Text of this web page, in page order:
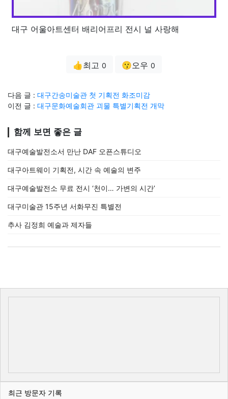
대구 어울아트센터 배리어프리 전시 널 사랑해
👍최고 0 😗오우 0
다음 글 : 대구간송미술관 첫 기획전 화조미감
이전 글 : 대구문화예술회관 괴물 특별기획전 개막
함께 보면 좋은 글
대구예술발전소서 만난 DAF 오픈스튜디오
대구아트웨이 기획전, 시간 속 예술의 변주
대구예술발전소 무료 전시 ‘천이… 가변의 시간’
대구미술관 15주년 서화무진 특별전
추사 김정희 예술과 제자들
최근 방문자 기록